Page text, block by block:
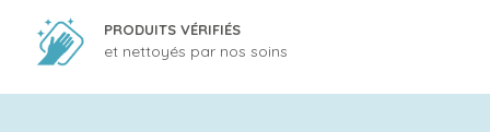
PRODUITS VÉRIFIÉS
et nettoyés par nos soins